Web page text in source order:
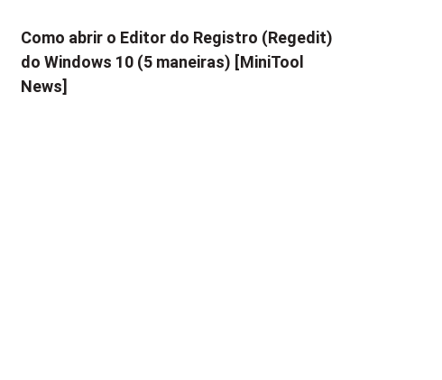
Como abrir o Editor do Registro (Regedit)
do Windows 10 (5 maneiras) [MiniTool
News]